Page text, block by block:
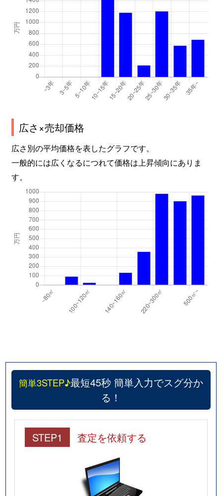
広さ×売却価格
広さ別の平均価格を表したグラフです。
一般的には広くなるにつれて価格は上昇傾向にありま
す。
簡単3STEP♪最短45秒 簡単入力でスグ分か
る！
STEP1 査定を依頼する